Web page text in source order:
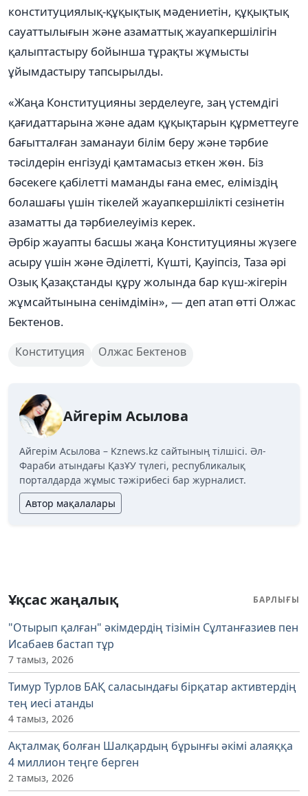
конституциялық-құқықтық мәдениетін, құқықтық
сауаттылығын және азаматтық жауапкершілігін
қалыптастыру бойынша тұрақты жұмысты
ұйымдастыру тапсырылды.
«Жаңа Конституцияны зерделеуге, заң үстемдігі
қағидаттарына және адам құқықтарын құрметтеуге
бағытталған заманауи білім беру және тәрбие
тәсілдерін енгізуді қамтамасыз еткен жөн. Біз
бәсекеге қабілетті маманды ғана емес, еліміздің
болашағы үшін тікелей жауапкершілікті сезінетін
азаматты да тәрбиелеуіміз керек.
Әрбір жауапты басшы жаңа Конституцияны жүзеге
асыру үшін және Әділетті, Күшті, Қауіпсіз, Таза әрі
Озық Қазақстанды құру жолында бар күш-жігерін
жұмсайтынына сенімдімін», — деп атап өтті Олжас
Бектенов.
Конституция Олжас Бектенов
Айгерім Асылова
Айгерім Асылова – Kznews.kz сайтының тілшісі. Әл-
Фараби атындағы ҚазҰУ түлегі, республикалық
порталдарда жұмыс тәжірибесі бар журналист.
Автор мақалалары
Ұқсас жаңалық БАРЛЫҒЫ
"Отырып қалған" әкімдердің тізімін Сұлтанғазиев пен
Исабаев бастап тұр
7 тамыз, 2026
Тимур Турлов БАҚ саласындағы бірқатар активтердің
тең иесі атанды
4 тамыз, 2026
Ақталмақ болған Шалқардың бұрынғы әкімі алаяққа
4 миллион теңге берген
2 тамыз, 2026